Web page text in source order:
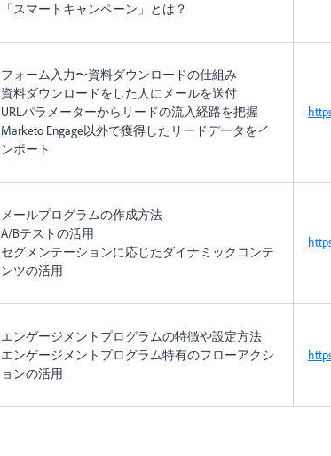
「スマートキャンペーン」とは？
フォーム入力〜資料ダウンロードの仕組み
資料ダウンロードをした人にメールを送付
URLパラメーターからリードの流入経路を把握
Marketo Engage以外で獲得したリードデータをイ
ンポート
メールプログラムの作成方法
A/Bテストの活用
セグメンテーションに応じたダイナミックコンテ
ンツの活用
エンゲージメントプログラムの特徴や設定方法
エンゲージメントプログラム特有のフローアクシ
ョンの活用